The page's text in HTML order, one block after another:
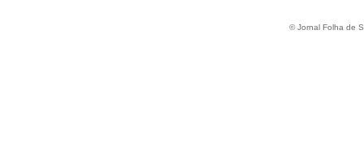
© Jornal Folha de